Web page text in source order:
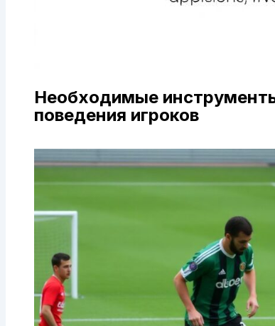
Необходимые
поведения игроков